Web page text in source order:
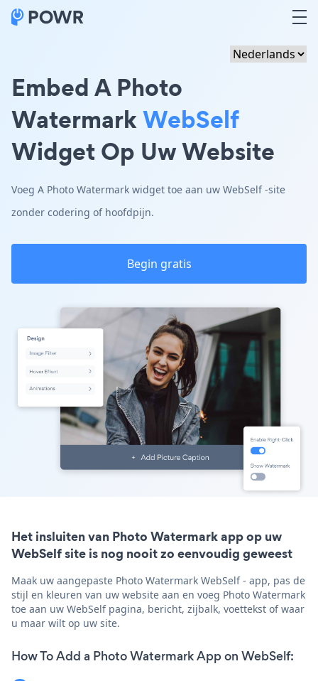
Embed A Photo
WatermarkWebSelf
Widget Op Uw Website
Voeg A Photo Watermark widget toe aan uw WebSelf -site
zonder codering of hoofdpijn.
Begin gratis
Het insluiten van Photo Watermark app op uw
WebSelf site is nog nooit zo eenvoudig geweest
Maak uw aangepaste Photo Watermark WebSelf - app, pas de
stijl en kleuren van uw website aan en voeg Photo Watermark
toe aan uw WebSelf pagina, bericht, zijbalk, voettekst of waar
u maar wilt op uw site.
How To Add a Photo Watermark App on WebSelf: